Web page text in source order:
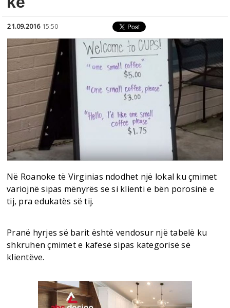
21.09.2016 15:50
Në Roanoke të Virginias ndodhet një lokal ku çmimet
variojnë sipas mënyrës se si klienti e bën porosinë e
tij, pra edukatës së tij.
Pranë hyrjes së barit është vendosur një tabelë ku
shkruhen çmimet e kafesë sipas kategorisë së
klientëve.